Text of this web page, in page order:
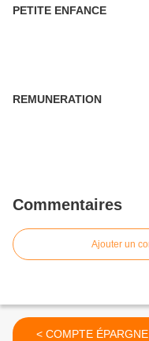
PETITE ENFANCE
REMUNERATION
Commentaires
Ajouter un
< COMPTE ÉPARGNE